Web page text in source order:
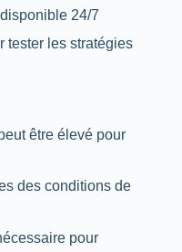
24/7
tester les stratégies
être élevé pour
des conditions de
pour